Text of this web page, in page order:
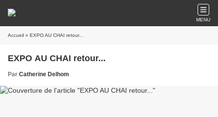
MENU
Accueil » EXPO AU CHAI retour...
EXPO AU CHAI retour...
Par Catherine Delhom